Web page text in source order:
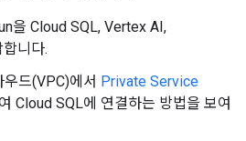
을 Cloud SQL, Vertex AI,
니다.
드(VPC)에서 Private Service
Cloud SQL에 연결하는 방법을 보여